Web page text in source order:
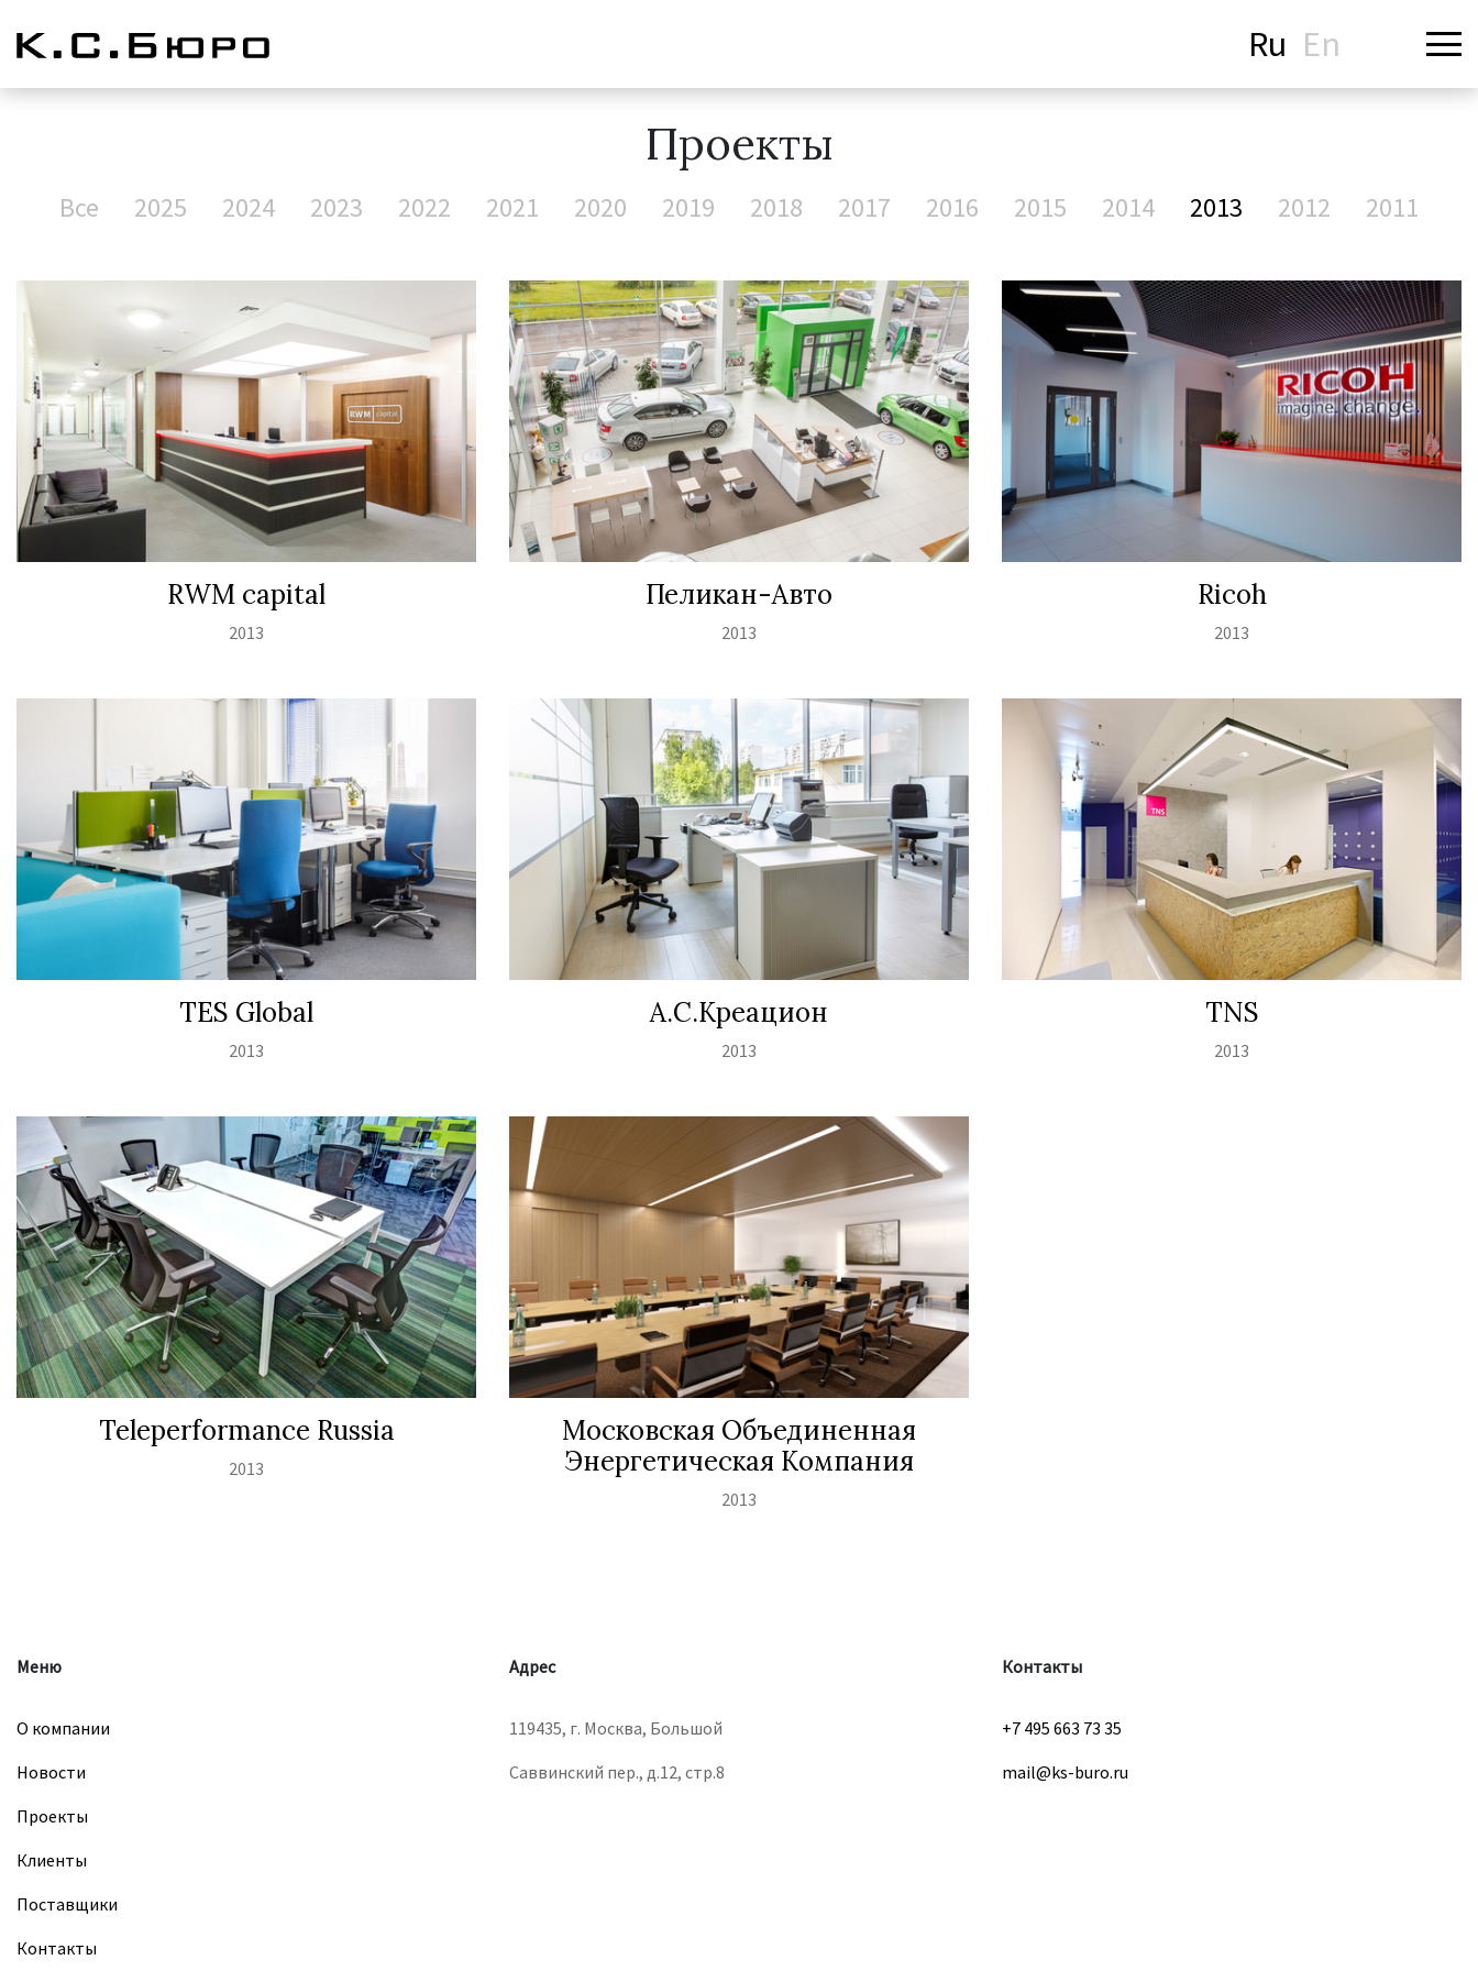
Ru En
Проекты
Все 2025 2024 2023 2022 2021 2020 2019 2018 2017 2016 2015 2014 2013 2012 2011
RWM capital
2013
Пеликан-Авто
2013
Ricoh
2013
TES Global
2013
А.С.Креацион
2013
TNS
2013
Teleperformance Russia
2013
Московская Объединенная
Энергетическая Компания
2013
Меню
О компании
Новости
Проекты
Клиенты
Поставщики
Контакты
Адрес
119435, г. Москва, Большой
Саввинский пер., д.12, стр.8
Контакты
+7 495 663 73 35
mail@ks-buro.ru